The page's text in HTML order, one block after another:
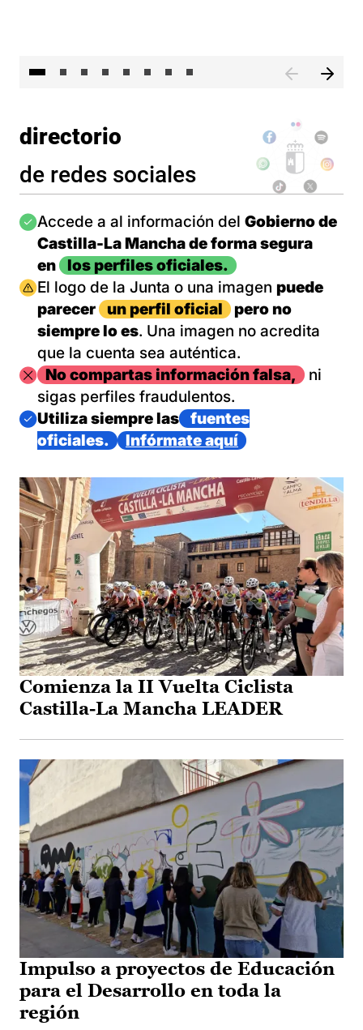
directorio
de redes sociales
Imagen
Accede a al información del Gobierno de
Castilla-La Mancha de forma segura
en
los perfiles oficiales.
Imagen
El logo de la Junta o una imagen puede
parecer
un perfil oficial
pero no
siempre lo es. Una imagen no acredita
que la cuenta sea auténtica.
ImagenNo compartas información falsa,
ni
sigas perfiles fraudulentos.
Imagen
Utiliza siempre las
fuentes
oficiales.
Infórmate aquí
Comienza la II Vuelta Ciclista
Castilla-La Mancha LEADER
Impulso a proyectos de Educación
para el Desarrollo en toda la
región